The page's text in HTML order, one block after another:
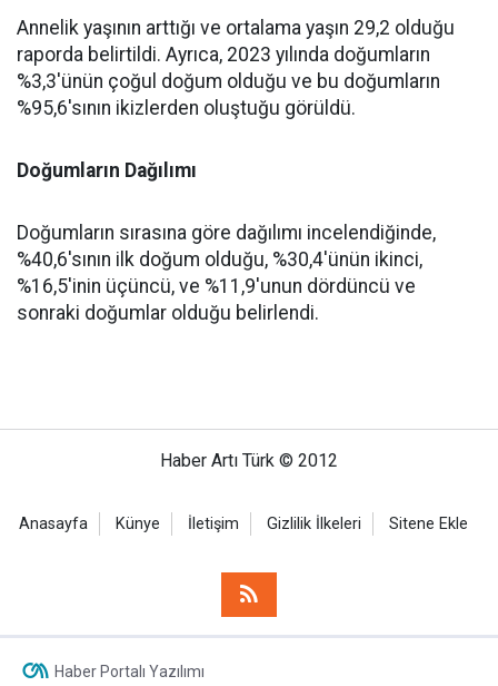
Annelik yaşının arttığı ve ortalama yaşın 29,2 olduğu
raporda belirtildi. Ayrıca, 2023 yılında doğumların
%3,3'ünün çoğul doğum olduğu ve bu doğumların
%95,6'sının ikizlerden oluştuğu görüldü.
Doğumların Dağılımı
Doğumların sırasına göre dağılımı incelendiğinde,
%40,6'sının ilk doğum olduğu, %30,4'ünün ikinci,
%16,5'inin üçüncü, ve %11,9'unun dördüncü ve
sonraki doğumlar olduğu belirlendi.
Haber Artı Türk © 2012
Anasayfa Künye İletişim Gizlilik İlkeleri Sitene Ekle
Haber Portalı Yazılımı